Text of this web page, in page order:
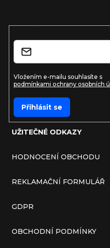
UŽITEČNÉ ODKAZY
HODNOCENÍ OBCHODU
REKLAMAČNÍ FORMULÁŘ
GDPR
OBCHODNÍ PODMÍNKY
Vložením e-mailu souhlasíte s
podmínkami ochrany osobních
Přihlásit se